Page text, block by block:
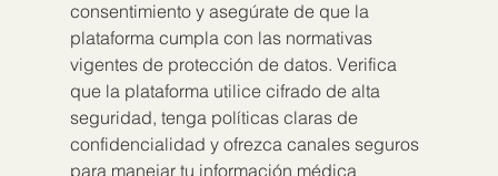
consentimiento y asegúrate de que la
plataforma cumpla con las normativas
vigentes de protección de datos. Verifica
que la plataforma utilice cifrado de alta
seguridad, tenga políticas claras de
confidencialidad y ofrezca canales seguros
para manejar tu información médica